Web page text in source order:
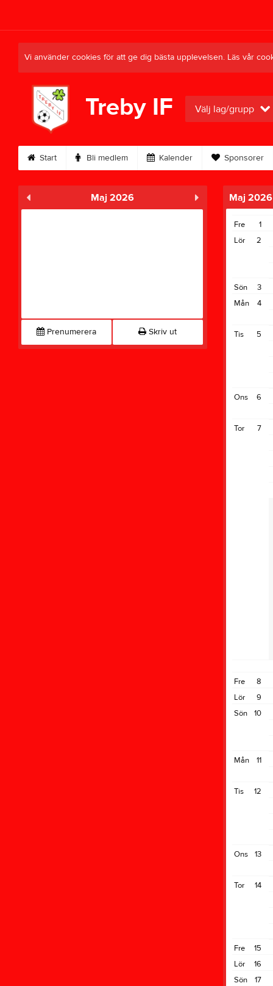
Vi använder cookies för att ge dig bästa upplevelsen. Läs vår
Treby IF Välj lag/grupp
Start Bli medlem Kalender Sponsorer
Maj 2026
Prenumerera Skriv ut
Maj 2026
1
Fre
2
Lör
3
Sön
4
Mån
5
Tis
6
Ons
7
Tor
8
Fre
9
Lör
10
Sön
11
Mån
12
Tis
13
Ons
14
Tor
15
Fre
16
Lör
17
Sön